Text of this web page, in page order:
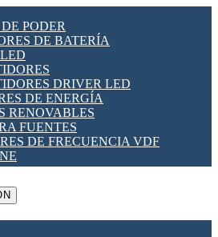
DE CABLE
IOT
WIFI
CELULAR
REDES
PODER
DE BATERÍA
DRIVER LED
DE ENERGÍA
RENOVABLES
FUENTES
DE FRECUENCIA VDF